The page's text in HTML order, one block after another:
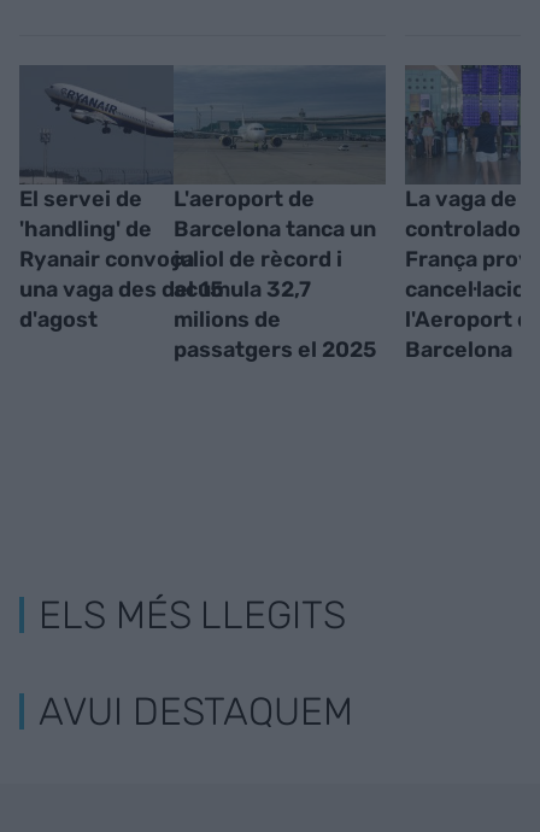
El servei de
'handling' de
Ryanair convoca
una vaga des del 15
d'agost
L'aeroport de
Barcelona tanca un
juliol de rècord i
acumula 32,7
milions de
passatgers el 2025
La vaga de
França
l'Aeroport
Barcelona
ELS MÉS LLEGITS
AVUI DESTAQUEM